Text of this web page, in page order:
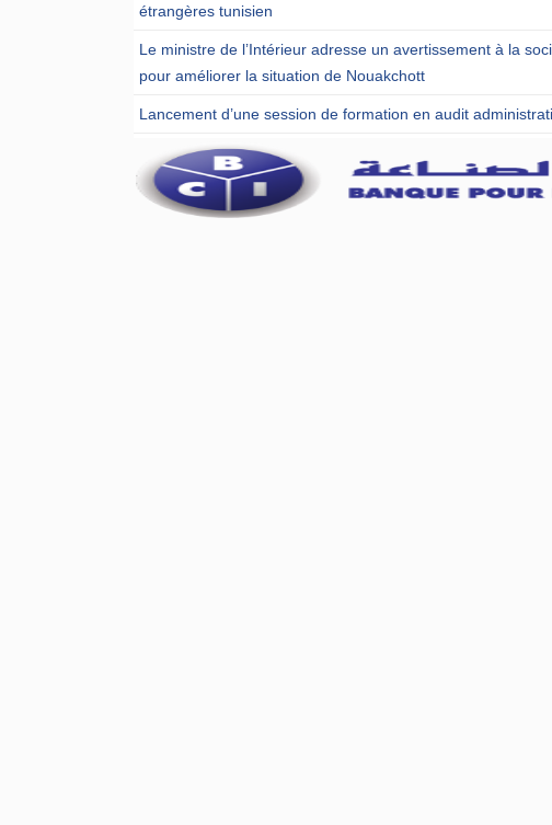
étrangères tunisien
Le ministre de l’Intérieur adresse un avertissement à la
pour améliorer la situation de Nouakchott
Lancement d’une session de formation en audit